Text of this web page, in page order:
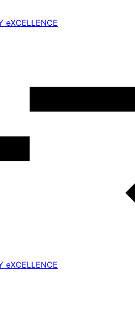
eXCELLENCE
eXCELLENCE